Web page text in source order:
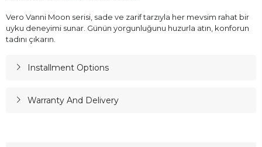
Vero Vanni Moon serisi, sade ve zarif tarzıyla her mevsim rahat bir
uyku deneyimi sunar. Günün yorgunluğunu huzurla atın, konforun
tadını çıkarın.
Installment Options
Warranty And Delivery